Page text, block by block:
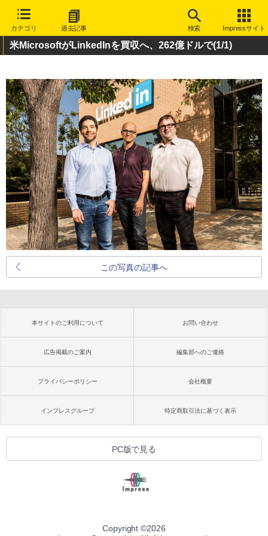
カテゴリ 過去記事 検索 Impressサイト
米MicrosoftがLinkedInを買収へ、262億ドルで(1/1)
この写真の記事へ
本サイトのご利用について お問い合わせ
広告掲載のご案内 編集部へのご連絡
プライバシーポリシー 会社概要
インプレスグループ 特定商取引法に基づく表示
PC版で見る
Copyright ©2026